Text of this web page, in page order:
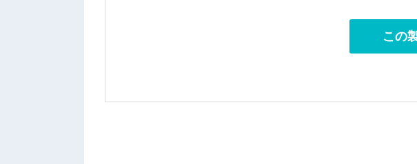
この